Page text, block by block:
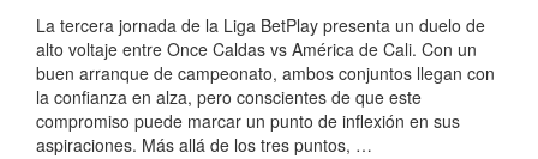
La tercera jornada de la Liga BetPlay presenta un duelo de
alto voltaje entre Once Caldas vs América de Cali. Con un
buen arranque de campeonato, ambos conjuntos llegan con
la confianza en alza, pero conscientes de que este
compromiso puede marcar un punto de inflexión en sus
aspiraciones. Más allá de los tres puntos, …